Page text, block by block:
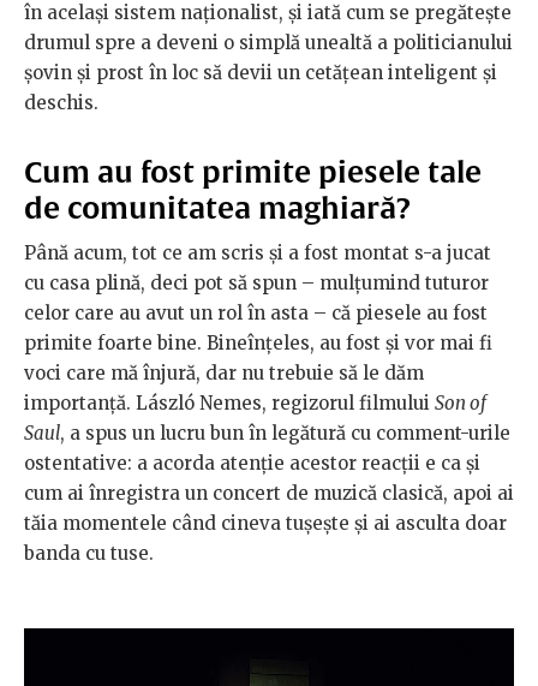
în același sistem naționalist, și iată cum se pregătește
drumul spre a deveni o simplă unealtă a politicianului
șovin și prost în loc să devii un cetățean inteligent și
deschis.
Cum au fost primite piesele tale
de comunitatea maghiară?
Până acum, tot ce am scris și a fost montat s-a jucat
cu casa plină, deci pot să spun – mulțumind tuturor
celor care au avut un rol în asta – că piesele au fost
primite foarte bine. Bineînțeles, au fost și vor mai fi
voci care mă înjură, dar nu trebuie să le dăm
importanță. László Nemes, regizorul filmului Son of
Saul, a spus un lucru bun în legătură cu comment-urile
ostentative: a acorda atenție acestor reacții e ca și
cum ai înregistra un concert de muzică clasică, apoi ai
tăia momentele când cineva tușește și ai asculta doar
banda cu tuse.